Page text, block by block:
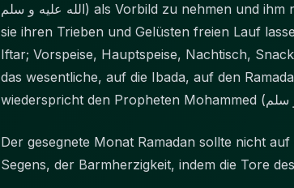
الله عليه و سلم) als Vorbild zu nehmen und ihm nachzuahmen, handeln die Muslime dem Propheten zuwider, indem
sie ihren Trieben und Gelüsten freien Lauf
Iftar; Vorspeise, Hauptspeise, Nachtisch,
das wesentliche, auf die Ibada, auf den
Der gesegnete Monat Ramadan sollte nicht
Segens, der Barmherzigkeit, indem die Tore